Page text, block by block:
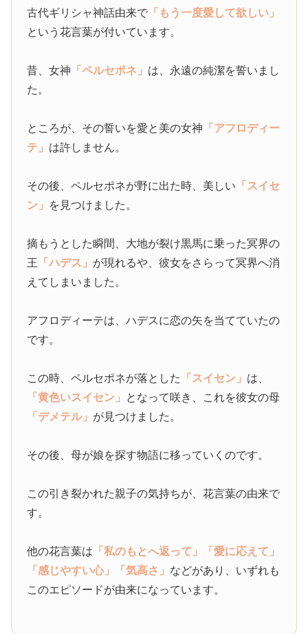
古代ギリシャ神話由来で 「もう一度愛して欲しい」
という花言葉が付いています。
昔、女神 「ペルセポネ」 は、永遠の純潔を誓いまし
た。
ところが、その誓いを愛と美の女神 「アフロディー
テ」 は許しません。
その後、ペルセポネが野に出た時、美しい 「スイセ
ン」 を見つけました。
摘もうとした瞬間、大地が裂け黒馬に乗った冥界の
王 「ハデス」 が現れるや、彼女をさらって冥界へ消
えてしまいました。
アフロディーテは、ハデスに恋の矢を当てていたの
です。
この時、ペルセポネが落とした 「スイセン」 は、
「黄色いスイセン」 となって咲き、これを彼女の母
「デメテル」 が見つけました。
その後、母が娘を探す物語に移っていくのです。
この引き裂かれた親子の気持ちが、花言葉の由来で
す。
他の花言葉は 「私のもとへ返って」
「愛に応えて」
「感じやすい心」
「気高さ」 などがあり、いずれも
このエピソードが由来になっています。